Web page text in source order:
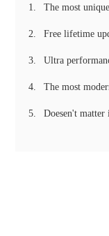
The most
Free lifetime
Ultra
The most
Doesen't